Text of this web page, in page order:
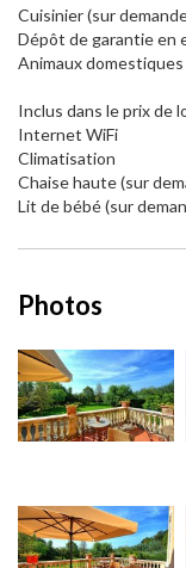
Cuisinier (sur
Dépôt de garantie en
Animaux domestiques
Inclus dans le prix de
Internet WiFi
Climatisation
Chaise haute (sur
Lit de bébé (sur
Photos